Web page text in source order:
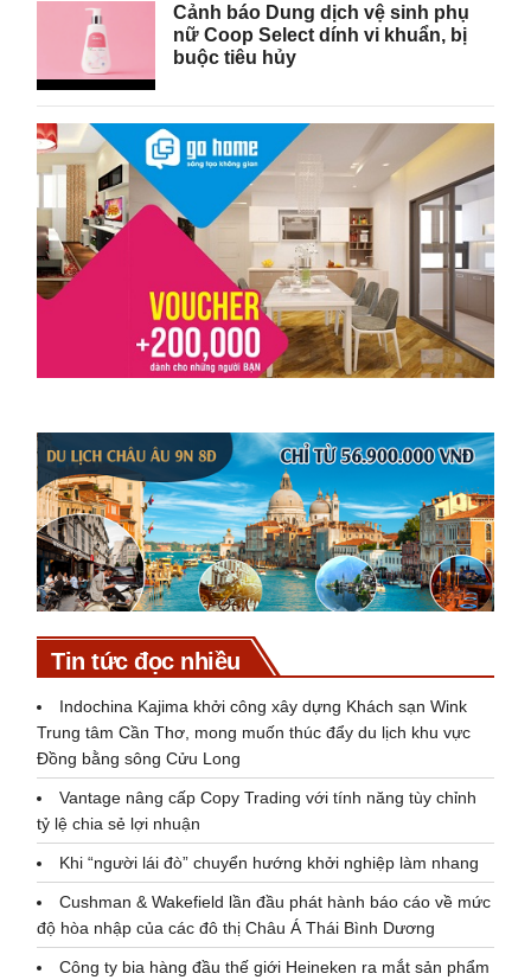
Cảnh báo Dung dịch vệ sinh phụ
nữ Coop Select dính vi khuẩn, bị
buộc tiêu hủy
Tin tức đọc nhiều
Indochina Kajima khởi công xây dựng Khách sạn Wink
Trung tâm Cần Thơ, mong muốn thúc đẩy du lịch khu vực
Đồng bằng sông Cửu Long
Vantage nâng cấp Copy Trading với tính năng tùy chỉnh
tỷ lệ chia sẻ lợi nhuận
Khi “người lái đò” chuyển hướng khởi nghiệp làm nhang
Cushman & Wakefield lần đầu phát hành báo cáo về mức
độ hòa nhập của các đô thị Châu Á Thái Bình Dương
Công ty bia hàng đầu thế giới Heineken ra mắt sản phẩm